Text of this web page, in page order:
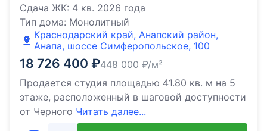
Сдача ЖК: 4 кв. 2026 года
Тип дома: Монолитный
Краснодарский край, Анапский район,
Анапа, шоссе Симферопольское, 100
18 726 400 ₽448 000 ₽/м²
Продается студия площадью 41.80 кв. м на 5
этаже, расположенный в шаговой доступности
от Черного Читать далее...